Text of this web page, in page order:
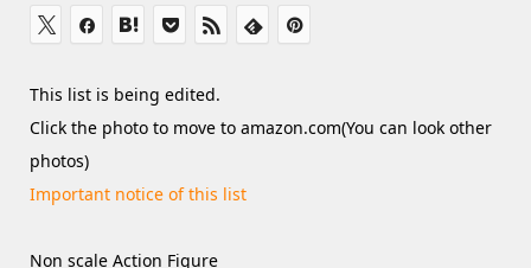
This list is being edited.
Click the photo to move to amazon.com(You can look other
photos)
Important notice of this list
Non scale Action Figure